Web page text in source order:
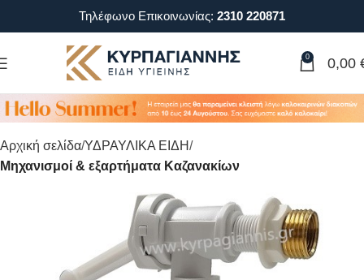
Τηλέφωνο Επικοινωνίας: 2310 220871
0 0,00
Αρχική σελίδα ΥΔΡΑΥΛΙΚΑ ΕΙΔΗ
Μηχανισμοί & εξαρτήματα Καζανακίων